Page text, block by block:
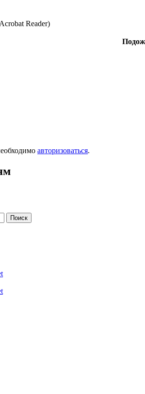
Reader)
авторизоваться.